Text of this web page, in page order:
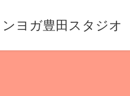
ヨガ豊田スタジオ